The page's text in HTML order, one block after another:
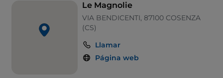
Se habla francés
Le Magnolie
VIA BENDICENTI, 87100 COSENZA
(CS)
Llamar
Página web